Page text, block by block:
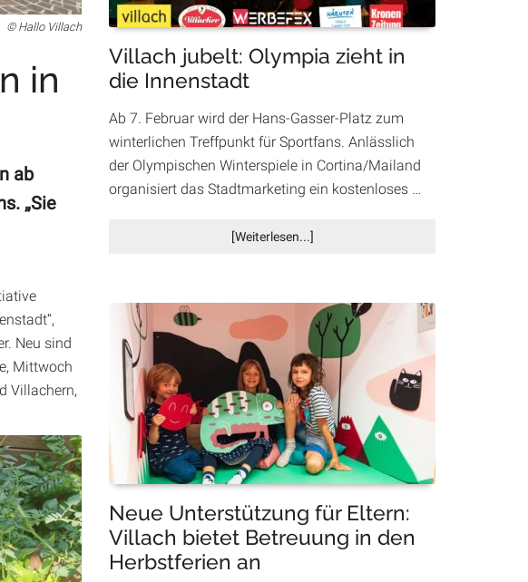
Hallo Villach
in
ab
„Sie
Neu sind
Mittwoch
Villachern,
Villach jubelt: Olympia zieht in
die Innenstadt
Ab 7. Februar wird der Hans-Gasser-Platz zum
winterlichen Treffpunkt für Sportfans. Anlässlich
der Olympischen Winterspiele in Cortina/Mailand
organisiert das Stadtmarketing ein kostenloses …
[Weiterlesen...]Infos
jubelt:
Olympia
zieht
in
die
Innenstadt
Neue Unterstützung für Eltern:
Villach bietet Betreuung in den
Herbstferien an